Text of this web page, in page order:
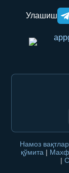
Улашиш
Намоз
қўмита |
|